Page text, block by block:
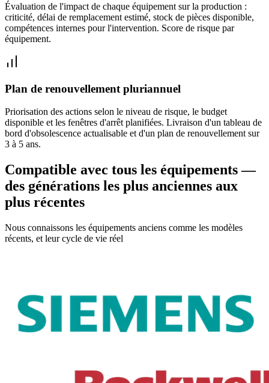
Évaluation de l'impact de chaque équipement sur la production :
criticité, délai de remplacement estimé, stock de pièces disponible,
compétences internes pour l'intervention. Score de risque par
équipement.
Plan de renouvellement pluriannuel
Priorisation des actions selon le niveau de risque, le budget
disponible et les fenêtres d'arrêt planifiées. Livraison d'un tableau de
bord d'obsolescence actualisable et d'un plan de renouvellement sur
3 à 5 ans.
Compatible avec tous les équipements —
des générations les plus anciennes aux
plus récentes
Nous connaissons les équipements anciens comme les modèles
récents, et leur cycle de vie réel